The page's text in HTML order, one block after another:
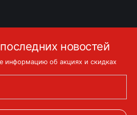
новостей
информацию об акциях и скидках